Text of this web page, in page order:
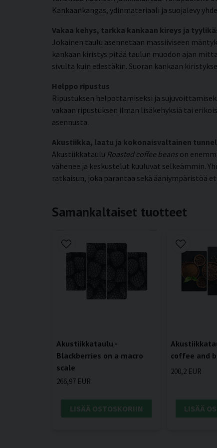
Kankaankangas, ydinmateriaali ja suojalevy
Vakaa kehys, tarkka kankaan kireys ja
Jokainen taulu asennetaan massiiviseen
kankaan kiristys pitää taulun muodon ajan
sivulta kuin edestäkin. Suoran kankaan
Helppo ripustus
Ripustuksen helpottamiseksi ja
vakaan ripustuksen ilman lisäkehyksiä tai
asennusta.
Akustiikka, laatu ja kokonaisvaltainen
Akustiikkataulu Roasted coffee beans on
vähenee ja keskustelut kuuluvat selkeämmin.
ratkaisun, joka parantaa sekä ääniympäristöä
Samankaltaiset tuotteet
Akustiikkataulu -
Blackberries on a macro
scale
266,97 EUR
LISÄÄ OSTOSKORIIN
coffee and
200,2 EUR
LISÄÄ